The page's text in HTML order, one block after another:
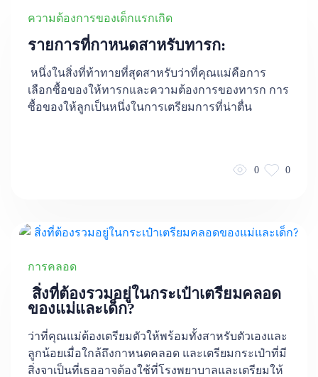
ความต้องการของเด็กแรกเกิด
รายการที่กาหนดสาหรับทารก:
หนึ่งในสิ่งที่ท้าทายที่สุดสาหรับว่าที่คุณแม่คือการ
เลือกซื้อของให้ทารกและความต้องการของทารก การ
ซื้อของให้ลูกเป็นหนึ่งในการเตรียมการที่น่าตื่น
0 0
การคลอด
สิ่งที่ต้องรวมอยู่ในกระเป๋าเตรียมคลอด
ของแม่และเด็ก?
ว่าที่คุณแม่ต้องเตรียมตัวให้พร้อมทั้งสาหรับตัวเองและ
ลูกน้อยเมื่อใกล้ถึงกาหนดคลอด และเตรียมกระเป๋าที่มี
สิ่งจาเป็นที่เธออาจต้องใช้ที่โรงพยาบาลและเตรียมให้